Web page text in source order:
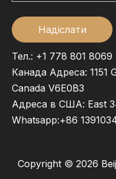
Надіслати
Тел.: +1 778 801 8069
Канада Адреса: 1151
Canada V6E0B3
Адреса в США: East
Whatsapp:+86
Copyright © 2026